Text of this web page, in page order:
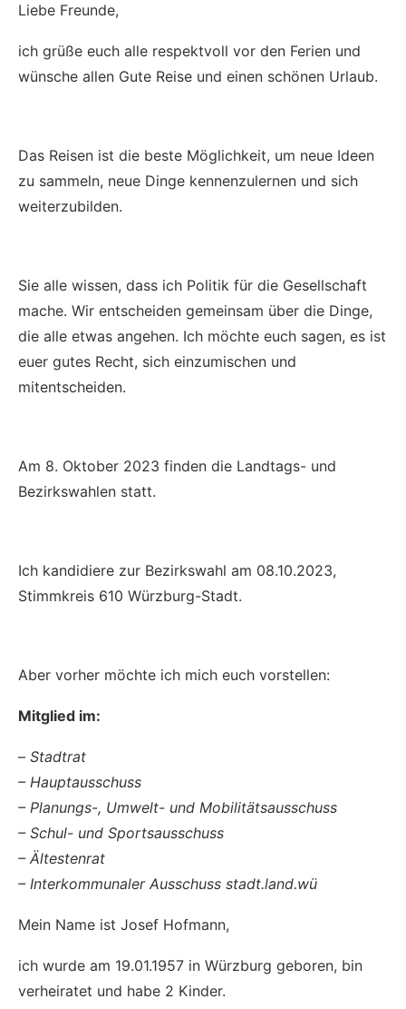
Liebe Freunde,
ich grüße euch alle respektvoll vor den Ferien und
wünsche allen Gute Reise und einen schönen Urlaub.
Das Reisen ist die beste Möglichkeit, um neue Ideen
zu sammeln, neue Dinge kennenzulernen und sich
weiterzubilden.
Sie alle wissen, dass ich Politik für die Gesellschaft
mache. Wir entscheiden gemeinsam über die Dinge,
die alle etwas angehen. Ich möchte euch sagen, es ist
euer gutes Recht, sich einzumischen und
mitentscheiden.
Am 8. Oktober 2023 finden die Landtags- und
Bezirkswahlen statt.
Ich kandidiere zur Bezirkswahl am 08.10.2023,
Stimmkreis 610 Würzburg-Stadt.
Aber vorher möchte ich mich euch vorstellen:
Mitglied im:
– Stadtrat
– Hauptausschuss
– Planungs-, Umwelt- und Mobilitätsausschuss
– Schul- und Sportsausschuss
– Ältestenrat
– Interkommunaler Ausschuss stadt.land.wü
Mein Name ist Josef Hofmann,
ich wurde am 19.01.1957 in Würzburg geboren, bin
verheiratet und habe 2 Kinder.